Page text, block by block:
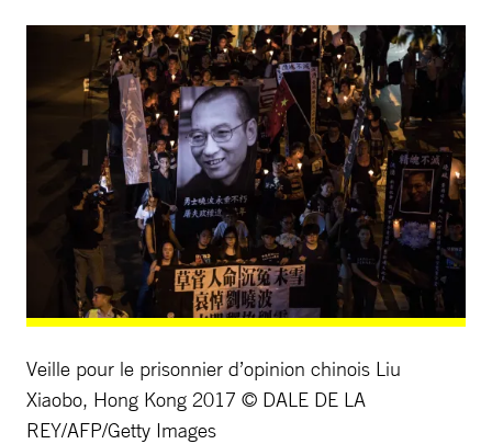
Veille pour le prisonnier d’opinion chinois Liu
Xiaobo, Hong Kong 2017 © DALE DE LA
REY/AFP/Getty Images